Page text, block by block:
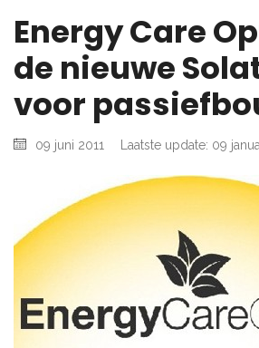
Energy Care
de nieuwe
voor
09 juni 2011 Laatste update: 09